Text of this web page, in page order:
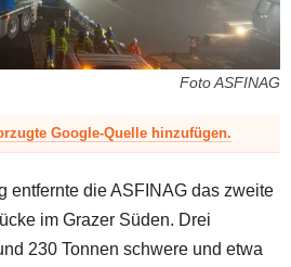
Foto ASFINAG
Google-Quelle hinzufügen.
entfernte die ASFINAG das zweite
im Grazer Süden. Drei
230 Tonnen schwere und etwa